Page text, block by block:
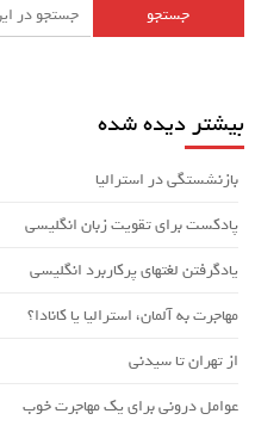
بیشتر دیده شده
بازنشستگی در استرالیا
پادکست برای تقویت زبان انگلیسی
یادگرفتن لغتهای پرکاربرد انگلیسی
مهاجرت به آلمان، استرالیا یا کانادا؟
از تهران تا سیدنی
عوامل درونی برای یک مهاجرت خوب